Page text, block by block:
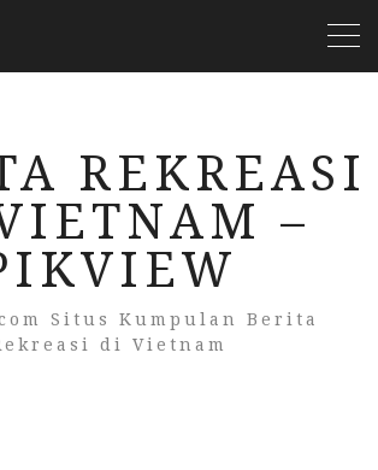
REKREASI
–
Situs Kumpulan Berita
di Vietnam